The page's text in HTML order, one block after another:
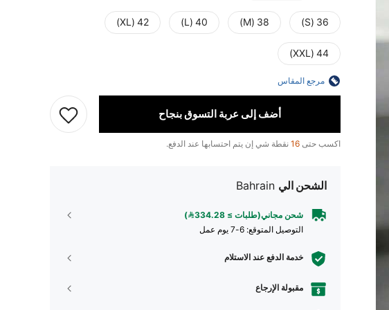
36 (S)
38 (M)
40 (L)
42 (XL)
44 (XXL)
مرجع المقاس
أضف إلى عربة التسوق بنجاح
اكسب حتى 16 نقطة شي إن يتم احتسابها عند الدفع.
الشحن الي Bahrain
شحن مجاني(طلبات ≥ 334.28)
التوصيل المتوقع: 6-7 يوم عمل
خدمة الدفع عند الاستلام
مقبولة الإرجاع